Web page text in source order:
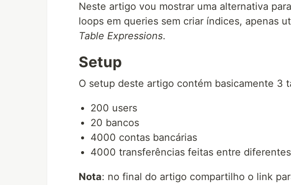
Neste artigo vou mostrar uma alternativa
loops em queries sem criar índices, apenas
Table Expressions.
Setup
O setup deste artigo contém basicamente 3
200 users
20 bancos
4000 contas bancárias
4000 transferências feitas entre
Nota: no final do artigo compartilho o link